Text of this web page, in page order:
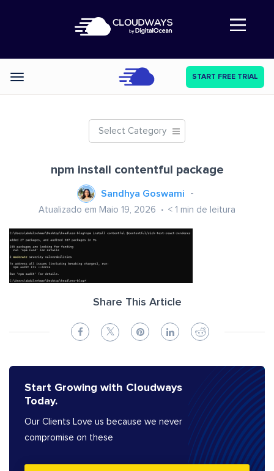
Abre a navegação
Categories START FREE TRIAL
Select Category
npm install contentful package
Sandhya Goswami
Atualizado em Maio 19, 2026 < 1 min de leitura
Share This Article
Start Growing with Cloudways
Today.
Our Clients Love us because we never
compromise on these